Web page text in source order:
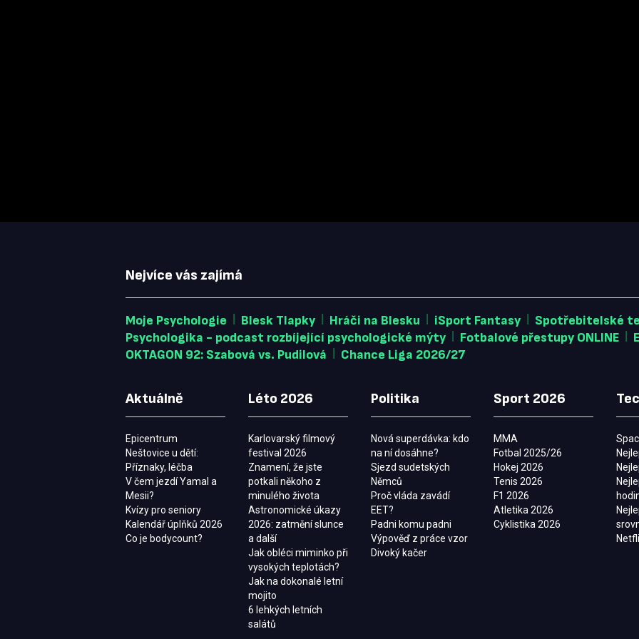
Nejvíce vás zajímá
Moje Psychologie Blesk Tlapky Hráči na Blesku iSport Fantasy
Spotřebitelské
Psychologika - podcast rozbíjející psychologické mýty
Fotbalové přestupy ONLINE
OKTAGON 92: Szabová vs. Pudilová
Chance Liga 2026/27
Aktuálně
Epicentrum
Neštovice u dětí:
Příznaky, léčba
V čem jezdí Yamal a
Mesii?
Kvízy pro seniory
Kalendář úplňků 2026
Co je bodycount?
Léto 2026
Karlovarský filmový
festival 2026
Znamení, že jste
potkali někoho z
minulého života
Astronomické úkazy
2026: zatmění slunce
a další
Jak obléci miminko při
vysokých teplotách?
Jak na dokonalé letní
mojito
6 lehkých letních
salátů
Politika
Nová superdávka: kdo
na ní dosáhne?
Sjezd sudetských
Němců
Proč vláda zavádí
EET?
Padni komu padni
Výpověď z práce vzor
Divoký kačer
Sport 2026
MMA
Fotbal 2025/26
Hokej 2026
Tenis 2026
F1 2026
Atletika 2026
Cyklistika 2026